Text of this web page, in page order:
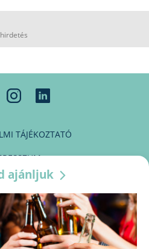
hirdetés
TÁJÉKOZTATÓ
ajánljuk